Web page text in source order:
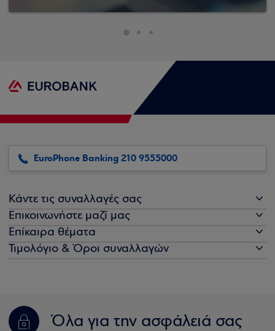
EuroPhone Banking 210 9555000
Κάντε τις συναλλαγές σας
Επικοινωνήστε μαζί μας
Επίκαιρα θέματα
Τιμολόγιο & Όροι συναλλαγών
Όλα για την ασφάλειά σας